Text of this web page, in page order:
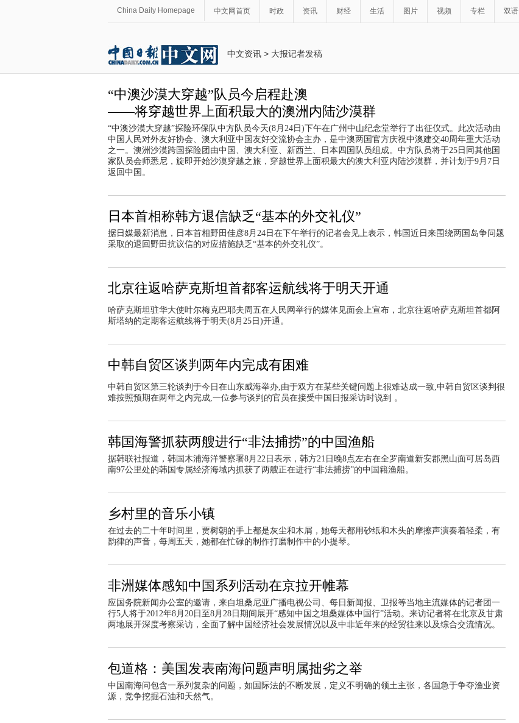
China Daily Homepage 中文网首页 时政 资讯 财经 生活 图片 视频 专栏 双语
中文资讯 > 大报记者发稿
“中澳沙漠大穿越”队员今启程赴澳
——将穿越世界上面积最大的澳洲内陆沙漠群
“中澳沙漠大穿越”探险环保队中方队员今天(8月24日)下午在广州中山纪念堂举行了出征仪式。此次活动由
中国人民对外友好协会、澳大利亚中国友好交流协会主办，是中澳两国官方庆祝中澳建交40周年重大活动
之一。澳洲沙漠跨国探险团由中国、澳大利亚、新西兰、日本四国队员组成。中方队员将于25日同其他国
家队员会师悉尼，旋即开始沙漠穿越之旅，穿越世界上面积最大的澳大利亚内陆沙漠群，并计划于9月7日
返回中国。
日本首相称韩方退信缺乏“基本的外交礼仪”
据日媒最新消息，日本首相野田佳彦8月24日在下午举行的记者会见上表示，韩国近日来围绕两国岛争问题
采取的退回野田抗议信的对应措施缺乏“基本的外交礼仪”。
北京往返哈萨克斯坦首都客运航线将于明天开通
哈萨克斯坦驻华大使叶尔梅克巴耶夫周五在人民网举行的媒体见面会上宣布，北京往返哈萨克斯坦首都阿
斯塔纳的定期客运航线将于明天(8月25日)开通。
中韩自贸区谈判两年内完成有困难
中韩自贸区第三轮谈判于今日在山东威海举办,由于双方在某些关键问题上很难达成一致,中韩自贸区谈判很
难按照预期在两年之内完成,一位参与谈判的官员在接受中国日报采访时说到 。
韩国海警抓获两艘进行“非法捕捞”的中国渔船
据韩联社报道，韩国木浦海洋警察署8月22日表示，韩方21日晚8点左右在全罗南道新安郡黑山面可居岛西
南97公里处的韩国专属经济海域内抓获了两艘正在进行“非法捕捞”的中国籍渔船。
乡村里的音乐小镇
在过去的二十年时间里，贾树朝的手上都是灰尘和木屑，她每天都用砂纸和木头的摩擦声演奏着轻柔，有
韵律的声音，每周五天，她都在忙碌的制作打磨制作中的小提琴。
非洲媒体感知中国系列活动在京拉开帷幕
应国务院新闻办公室的邀请，来自坦桑尼亚广播电视公司、每日新闻报、卫报等当地主流媒体的记者团一
行5人将于2012年8月20日至8月28日期间展开“感知中国之坦桑媒体中国行”活动。来访记者将在北京及甘肃
两地展开深度考察采访，全面了解中国经济社会发展情况以及中非近年来的经贸往来以及综合交流情况。
包道格：美国发表南海问题声明属拙劣之举
中国南海问包含一系列复杂的问题，如国际法的不断发展，定义不明确的领土主张，各国急于争夺渔业资
源，竞争挖掘石油和天然气。